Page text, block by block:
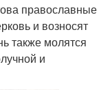
православные
и возносят
также молятся
и